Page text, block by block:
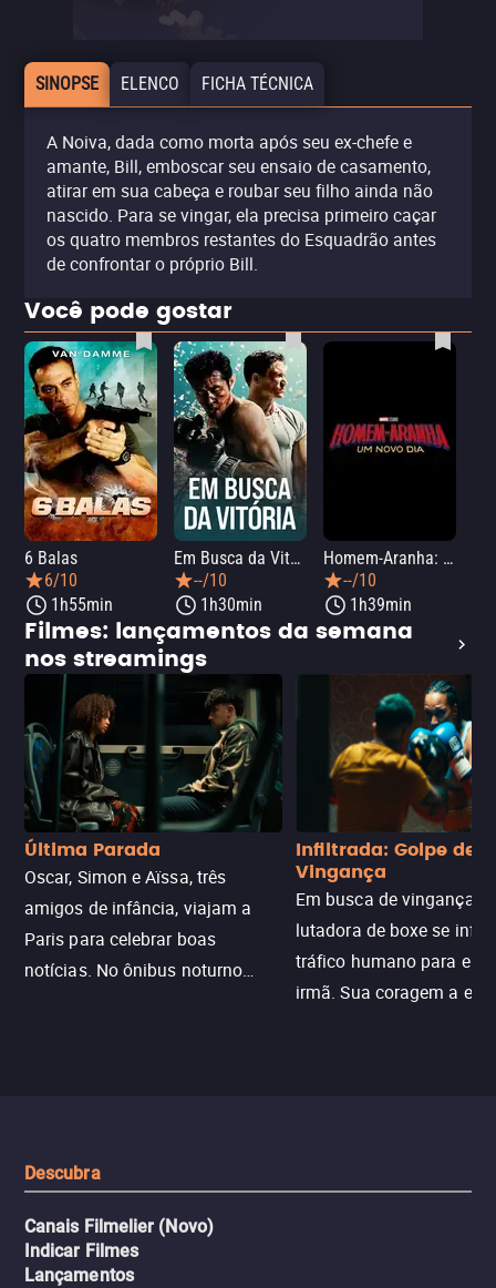
SINOPSE ELENCO FICHA TÉCNICA
A Noiva, dada como morta após seu ex-chefe e
amante, Bill, emboscar seu ensaio de casamento,
atirar em sua cabeça e roubar seu filho ainda não
nascido. Para se vingar, ela precisa primeiro caçar
os quatro membros restantes do Esquadrão antes
de confrontar o próprio Bill.
Você pode gostar
6 Balas
6/10
1h55min
Em Busca da Vitória
--/10
1h30min
Homem-Aranha: Um Novo Dia
--/10
1h39min
Filmes: lançamentos da semana
nos streamings
Última Parada
Oscar, Simon e Aïssa, três
amigos de infância, viajam a
Paris para celebrar boas
notícias. No ônibus noturno
Infiltrada: Golpe de
Vingança
Em busca de vingança,
lutadora de boxe se
tráfico humano para
irmã. Sua coragem a
Descubra
Canais Filmelier (Novo)
Indicar Filmes
Lançamentos